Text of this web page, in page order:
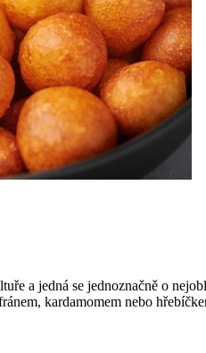
a jedná se jednoznačně o
kardamomem nebo